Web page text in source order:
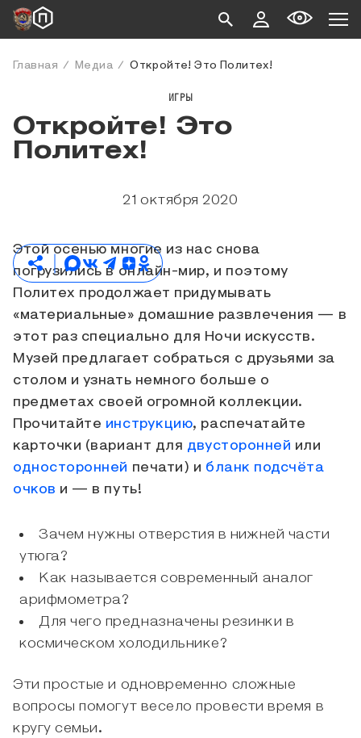
Главная Медиа Откройте! Это Политех!
ИГРЫ
Откройте! Это
Политех!
21 октября 2020
Этой осенью многие из нас снова
погрузились в онлайн-мир, и поэтому
Политех продолжает придумывать
«материальные» домашние развлечения — в
этот раз специально для Ночи искусств.
Музей предлагает собраться с друзьями за
столом и узнать немного больше о
предметах своей огромной коллекции.
Прочитайте инструкцию, распечатайте
карточки (вариант для двусторонней или
односторонней печати) и бланк подсчёта
очков и — в путь!
Зачем нужны отверстия в нижней части
утюга?
Как называется современный аналог
арифмометра?
Для чего предназначены резинки в
космическом холодильнике?
Эти простые и одновременно сложные
вопросы помогут весело провести время в
кругу семьи.